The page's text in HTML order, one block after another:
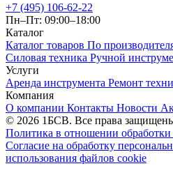
+7 (495) 106-62-22
Пн–Пт: 09:00–18:00
Каталог
Каталог товаров По
Силовая техника Ручной
Услуги
Аренда инструмента Ремонт
Компания
О компании Контакты Новости
© 2026 1БСВ. Все права
Политика в отношении
Согласие на обработку
использования файлов cookie